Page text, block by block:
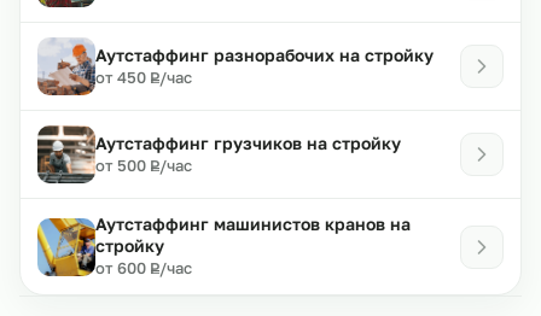
Аутстаффинг разнорабочих на стройку
от 450 ₽
Р/час
Аутстаффинг грузчиков на стройку
от 500 ₽
Р/час
Аутстаффинг машинистов кранов на
стройку
от 600 ₽
Р/час